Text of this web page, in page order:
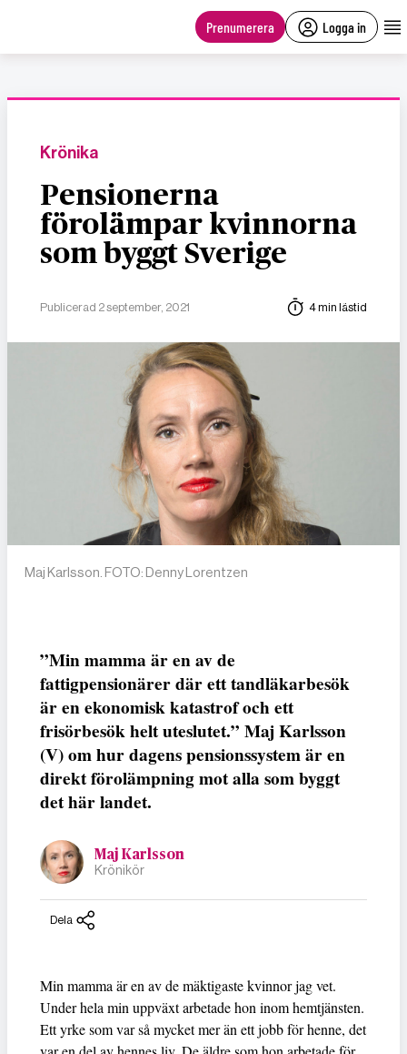
Prenumerera Logga in
Krönika
Pensionerna
förolämpar kvinnorna
som byggt Sverige
Publicerad 2 september, 2021 4 min lästid
Maj Karlsson. FOTO: Denny Lorentzen
”Min mamma är en av de
fattigpensionärer där ett tandläkarbesök
är en ekonomisk katastrof och ett
frisörbesök helt uteslutet.” Maj Karlsson
(V) om hur dagens pensionssystem är en
direkt förolämpning mot alla som byggt
det här landet.
Maj Karlsson
Krönikör
Dela
Min mamma är en av de mäktigaste kvinnor jag vet.
Under hela min uppväxt arbetade hon inom hemtjänsten.
Ett yrke som var så mycket mer än ett jobb för henne, det